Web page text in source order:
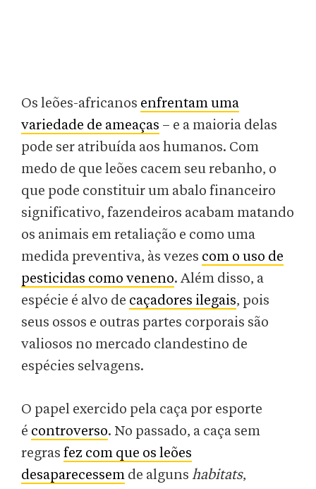
Os leões-africanos enfrentam uma
variedade de ameaças – e a maioria delas
pode ser atribuída aos humanos. Com
medo de que leões cacem seu rebanho, o
que pode constituir um abalo financeiro
significativo, fazendeiros acabam matando
os animais em retaliação e como uma
medida preventiva, às vezes com o uso de
pesticidas como veneno. Além disso, a
espécie é alvo de caçadores ilegais, pois
seus ossos e outras partes corporais são
valiosos no mercado clandestino de
espécies selvagens.
O papel exercido pela caça por esporte
é controverso. No passado, a caça sem
regras fez com que os leões
desaparecessem de alguns habitats,